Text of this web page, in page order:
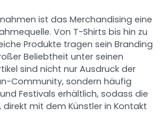
ist das Merchandising eine
Von T-Shirts bis hin zu
Produkte tragen sein Branding
Beliebtheit unter seinen
sind nicht nur Ausdruck der
Community, sondern häufig
Festivals erhältlich, sodass die
mit dem Künstler in Kontakt